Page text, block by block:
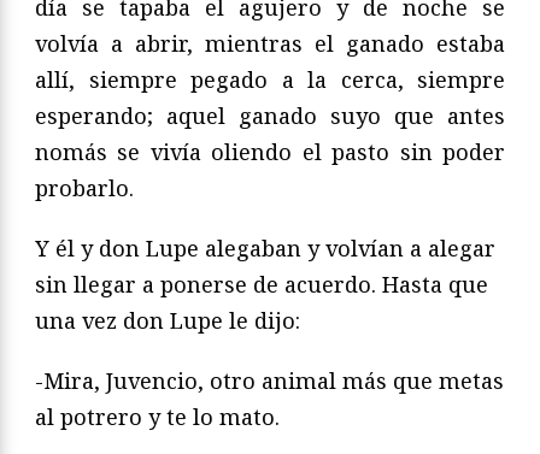
día se tapaba el agujero y de noche se
volvía a abrir, mientras el ganado estaba
allí, siempre pegado a la cerca, siempre
esperando; aquel ganado suyo que antes
nomás se vivía oliendo el pasto sin poder
probarlo.
Y él y don Lupe alegaban y volvían a alegar
sin llegar a ponerse de acuerdo. Hasta que
una vez don Lupe le dijo:
-Mira, Juvencio, otro animal más que metas
al potrero y te lo mato.